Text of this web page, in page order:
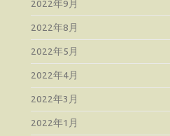
2022年9月
2022年8月
2022年5月
2022年4月
2022年3月
2022年1月